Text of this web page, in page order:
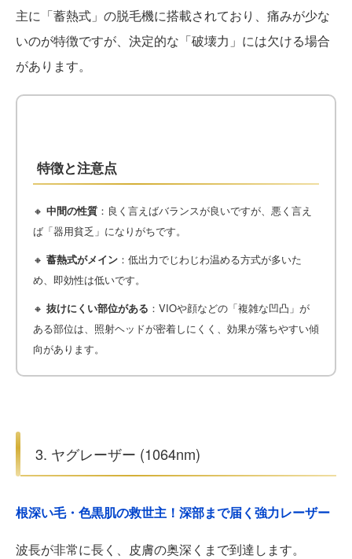
主に「蓄熱式」の脱毛機に搭載されており、痛みが少な
いのが特徴ですが、決定的な「破壊力」には欠ける場合
があります。
特徴と注意点
🔸 中間の性質 ：良く言えばバランスが良いですが、悪く言え
ば「器用貧乏」になりがちです。
🔸 蓄熱式がメイン ：低出力でじわじわ温める方式が多いた
め、即効性は低いです。
🔸 抜けにくい部位がある ：VIOや顔などの「複雑な凹凸」が
ある部位は、照射ヘッドが密着しにくく、効果が落ちやすい傾
向があります。
3. ヤグレーザー (1064nm)
根深い毛・色黒肌の救世主！深部まで届く強力レーザー
波長が非常に長く、皮膚の奥深くまで到達します。